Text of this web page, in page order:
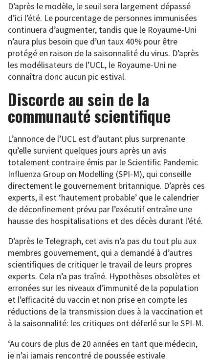
D’après le modèle, le seuil sera largement dépassé
d’ici l’été. Le pourcentage de personnes immunisées
continuera d’augmenter, tandis que le Royaume-Uni
n’aura plus besoin que d’un taux 40% pour être
protégé en raison de la saisonnalité du virus. D’après
les modélisateurs de l’UCL, le Royaume-Uni ne
connaîtra donc aucun pic estival.
Discorde au sein de la
communauté scientifique
L’annonce de l’UCL est d’autant plus surprenante
qu’elle survient quelques jours après un avis
totalement contraire émis par le Scientific Pandemic
Influenza Group on Modelling (SPI-M), qui conseille
directement le gouvernement britannique. D’après ces
experts, il est ‘hautement probable’ que le calendrier
de déconfinement prévu par l’exécutif entraîne une
hausse des hospitalisations et des décès durant l’été.
D’après le Telegraph, cet avis n’a pas du tout plu aux
membres gouvernement, qui a demandé à d’autres
scientifiques de critiquer le travail de leurs propres
experts. Cela n’a pas traîné. Hypothèses obsolètes et
erronées sur les niveaux d’immunité de la population
et l’efficacité du vaccin et non prise en compte les
réductions de la transmission dues à la vaccination et
à la saisonnalité: les critiques ont déferlé sur le SPI-M.
‘Au cours de plus de 20 années en tant que médecin,
je n’ai jamais rencontré de poussée estivale